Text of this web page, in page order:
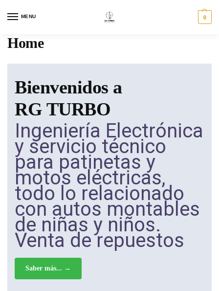
MENU 0
Home
Bienvenidos a
RG TURBO
Ingeniería Electrónica
y servicio técnico
para patinetas y
motos eléctricas,
todo lo relacionado
con autos montables
de niñas y niños.
Venta de repuestos
Saber más... →